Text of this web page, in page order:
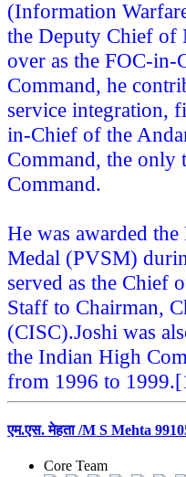
(Information
the Deputy Chief of
over as the FOC-in-
Command, he
service integration,
in-Chief of the
Command, the only
Command.
He was awarded
Medal (PVSM)
served as the Chief
Staff to Chairman,
(CISC).Joshi was
the Indian High
from 1996 to
एम.एस. मेहता /M S Mehta
Core Team